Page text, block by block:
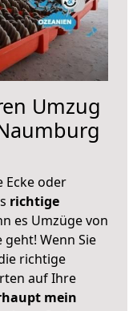
Umzug
Ecke oder
richtige
es Umzüge von
Wenn Sie
richtige
auf Ihre
mein